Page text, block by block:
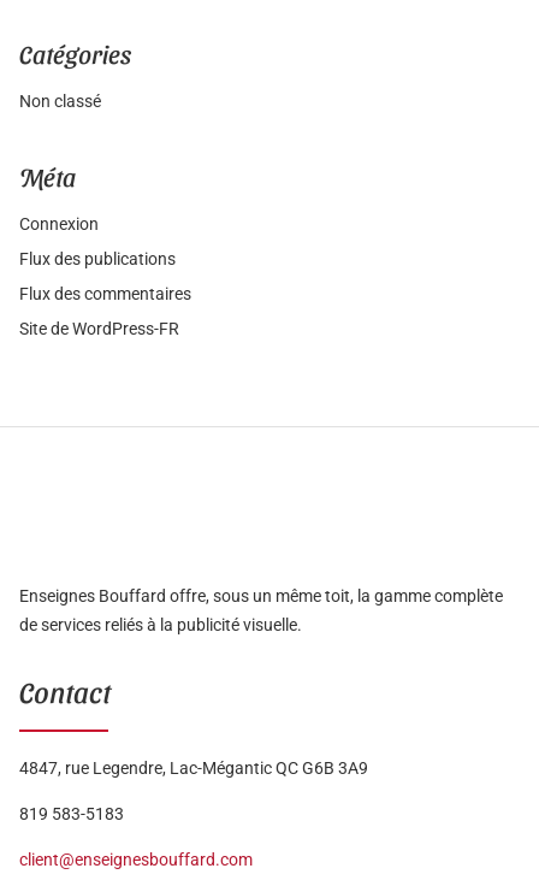
Catégories
Non classé
Méta
Connexion
Flux des publications
Flux des commentaires
Site de WordPress-FR
Enseignes Bouffard offre, sous un même toit, la gamme complète
de services reliés à la publicité visuelle.
Contact
4847, rue Legendre, Lac-Mégantic QC G6B 3A9
819 583-5183
client@enseignesbouffard.com